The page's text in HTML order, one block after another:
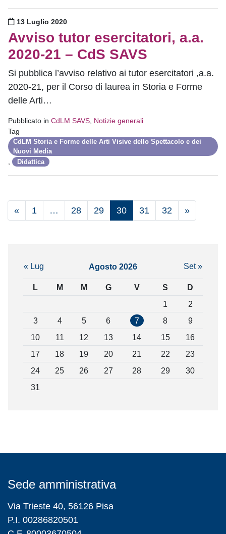
Pubblicato il
13 Luglio 2020
Avviso tutor esercitatori, a.a.
2020-21 – CdS SAVS
Si pubblica l’avviso relativo ai tutor esercitatori ,a.a.
2020-21, per il Corso di laurea in Storia e Forme
delle Arti…
Pubblicato in CdLM SAVS Notizie generali
Tag
CdLM Storia e Forme delle Arti Visive dello Spettacolo e dei
Nuovi Media
Didattica
« 1 … 28 29 30 31 32 »
Agosto 2026
L M M G V S D
« Lug Set »
1
2
3
4 5 6 7 8
9
10
11 12 13 14 15
16
17
18 19 20 21 22
23
24
25 26 27 28 29
30
31
Sede amministrativa
Via Trieste 40, 56126 Pisa
P.I. 00286820501